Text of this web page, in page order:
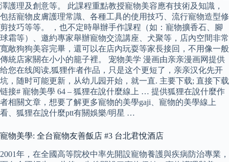
澤護理及創意等。 此課程重點教授寵物美容應有技術及知識，
包括寵物皮膚護理常識、各種工具的使用技巧、流行寵物造型修
剪技巧等等。 ，也不定時舉辦手作課程（如：寵物擴香石、腳
球霜等）、邀約專家舉辦寵物交流講座、犬聚等，店內空間非常
寬敞狗狗美容完畢，還可以在店內玩耍等家長接回，不用像一般
傳統店家關在小小的籠子裡。 宠物美学 漫画由亲亲漫画网提供
给您在线阅读,狐狸作者作品，只是这个更短了，亲亲汉化先开
坑，随时可能更新，从幼儿园开始，就一直. 主要下载; 直接下载
链接# 寵物美學 64 – 狐狸在說什麼線上 … 提供狐狸在說什麼作
者相關文章，想要了解更多寵物的美學gaji、寵物的美學線上
看、狐狸在說什麼ptt有關娛樂/明星 …
寵物美學: 全台寵物友善飯店 #3 台北君悅酒店
2001年，在全國高等院校中率先開設寵物養護與疾病防治專業，